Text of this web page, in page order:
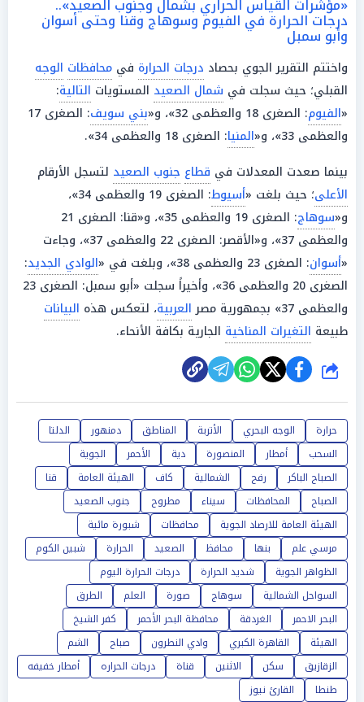
«مؤشرات القياس الحراري بشمال وجنوب الصعيد»..
درجات الحرارة في الفيوم وسوهاج وقنا وحتى أسوان
وأبو سمبل
واختتم التقرير الجوي بحصاد درجات الحرارة في محافظات الوجه
القبلي؛ حيث سجلت في شمال الصعيد المستويات التالية:
«الفيوم: الصغرى 18 والعظمى 32»، و« بني سويف
: الصغرى 17
والعظمى 33»، و«
المنيا: الصغرى 18 والعظمى 34».
بينما صعدت المعدلات في قطاع جنوب الصعيد لتسجل الأرقام
الأعلى؛ حيث بلغت «أسيوط
: الصغرى 19 والعظمى 34»،
و«سوهاج
: الصغرى 19 والعظمى 35»، و«قنا: الصغرى 21
والعظمى 37»، و«الأقصر: الصغرى 22 والعظمى 37»، وجاءت
«أسوان: الصغرى 23 والعظمى 38»، وبلغت في « الوادي الجديد:
الصغرى 20 والعظمى 36»، وأخيراً سجلت «أبو سمبل: الصغرى 23
والعظمى 37» بجمهورية مصر
العربية، لتعكس هذه البيانات
طبيعة التغيرات المناخية الجارية بكافة الأنحاء.
شارك
حرارة الوجه البحري الأتربة المناطق دمنهور
الدلتا
السحب
أمطار المنصورة دية الأحمر
الجوية
الصباح الباكر
رفح الشمالية كاف الهيئة العامة
قنا
الصباح
المحافظات سيناء مطروح
جنوب الصعيد
الهيئة العامة للارصاد الجوية
محافظات
شبورة مائية
مرسي علم
بنها محافظ الصعيد الحرارة
شبين الكوم
الظواهر الجوية
شديد الحرارة
درجات الحرارة اليوم
السواحل الشمالية
سوهاج صورة العلم
الطرق
البحر الاحمر
الغردقة محافظة البحر الأحمر
كفر الشيخ
الهيئة
القاهرة الكبري وادي النطرون صباح
الشم
الزقازيق
سكن الاثنين قناة درجات الحراره
أمطار خفيفه
طنطا
القارئ نيوز